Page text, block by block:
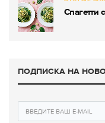
Спагетти
ПОДПИСКА НА